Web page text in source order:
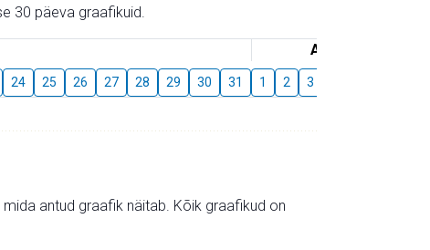
30 päeva graafikuid.
August
24 25 26 27 28 29 30 31 1 2 3
antud graafik näitab. Kõik graafikud on